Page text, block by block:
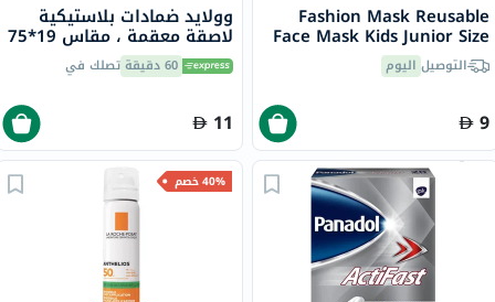
Fashion Mask Reusable
Face Mask Kids Junior Size
ILS005
التوصيل اليوم
9
وولايد ضمادات بلاستيكية
لاصقة معقمة ، مقاس 19*75
مم، حزمه من 100
60 دقيقة تصلك في
11
40% خصم